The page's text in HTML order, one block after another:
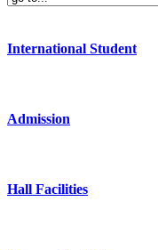
International Student
Admission
Hall Facilities